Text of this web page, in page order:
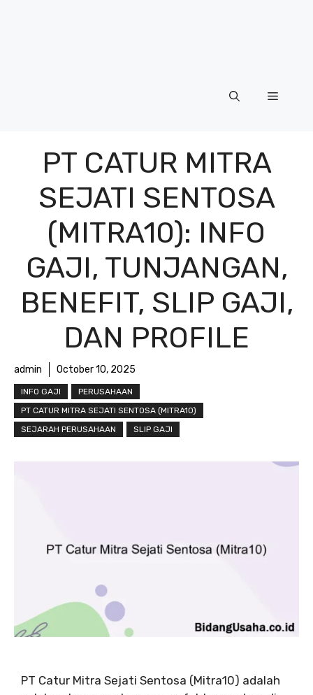
Menu
PT CATUR MITRA
SEJATI SENTOSA
(MITRA10): INFO
GAJI, TUNJANGAN,
BENEFIT, SLIP GAJI,
DAN PROFILE
admin October 10, 2025
INFO GAJI
PERUSAHAAN
PT CATUR MITRA SEJATI SENTOSA (MITRA10)
SEJARAH PERUSAHAAN
SLIP GAJI
PT Catur Mitra Sejati Sentosa (Mitra10) adalah